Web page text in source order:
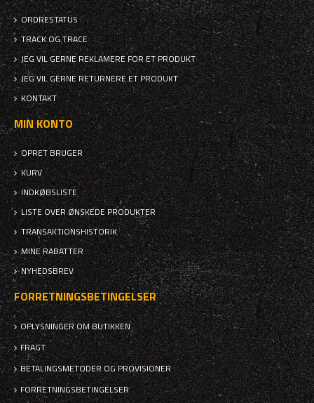
ORDRESTATUS
TRACK OG TRACE
JEG VIL GERNE REKLAMERE FOR ET PRODUKT
JEG VIL GERNE RETURNERE ET PRODUKT
KONTAKT
MIN KONTO
OPRET BRUGER
KURV
INDKØBSLISTE
LISTE OVER ØNSKEDE PRODUKTER
TRANSAKTIONSHISTORIK
MINE RABATTER
NYHEDSBREV
FORRETNINGSBETINGELSER
OPLYSNINGER OM BUTIKKEN
FRAGT
BETALINGSMETODER OG PROVISIONER
FORRETNINGSBETINGELSER